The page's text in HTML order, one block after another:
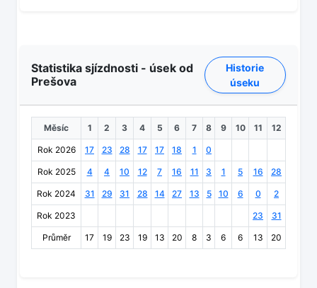
Statistika sjízdnosti - úsek od
Prešova
Historie
úseku
Měsíc 1 2 3 4 5 6 7 8 9 10 11 12
Rok 2026 17 23 28 17 17 18 1 0
Rok 2025 4 4 10 12 7 16 11 3 1 5 16 28
Rok 2024 31 29 31 28 14 27 13 5 10 6 0 2
Rok 2023 23 31
Průměr 17 19 23 19 13 20 8 3 6 6 13 20